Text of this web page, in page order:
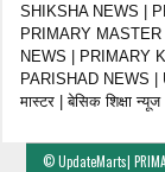
SHIKSHA NEWS |
PRIMARY
NEWS | PRIMARY
PARISHAD NEWS |
मास्टर | बेसिक शिक्षा न्यूज
©UpdateMarts|